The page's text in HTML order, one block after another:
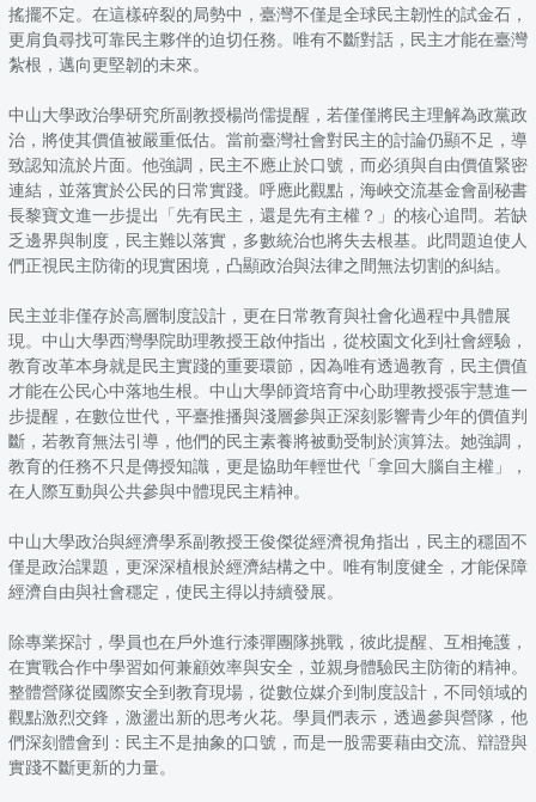
搖擺不定。在這樣碎裂的局勢中，臺灣不僅是全球民主韌性的試金石，
更肩負尋找可靠民主夥伴的迫切任務。唯有不斷對話，民主才能在臺灣
紮根，邁向更堅韌的未來。
中山大學政治學研究所副教授楊尚儒提醒，若僅僅將民主理解為政黨政
治，將使其價值被嚴重低估。當前臺灣社會對民主的討論仍顯不足，導
致認知流於片面。他強調，民主不應止於口號，而必須與自由價值緊密
連結，並落實於公民的日常實踐。呼應此觀點，海峽交流基金會副秘書
長黎寶文進一步提出「先有民主，還是先有主權？」的核心追問。若缺
乏邊界與制度，民主難以落實，多數統治也將失去根基。此問題迫使人
們正視民主防衛的現實困境，凸顯政治與法律之間無法切割的糾結。
民主並非僅存於高層制度設計，更在日常教育與社會化過程中具體展
現。中山大學西灣學院助理教授王啟仲指出，從校園文化到社會經驗，
教育改革本身就是民主實踐的重要環節，因為唯有透過教育，民主價值
才能在公民心中落地生根。中山大學師資培育中心助理教授張宇慧進一
步提醒，在數位世代，平臺推播與淺層參與正深刻影響青少年的價值判
斷，若教育無法引導，他們的民主素養將被動受制於演算法。她強調，
教育的任務不只是傳授知識，更是協助年輕世代「拿回大腦自主權」，
在人際互動與公共參與中體現民主精神。
中山大學政治與經濟學系副教授王俊傑從經濟視角指出，民主的穩固不
僅是政治課題，更深深植根於經濟結構之中。唯有制度健全，才能保障
經濟自由與社會穩定，使民主得以持續發展。
除專業探討，學員也在戶外進行漆彈團隊挑戰，彼此提醒、互相掩護，
在實戰合作中學習如何兼顧效率與安全，並親身體驗民主防衛的精神。
整體營隊從國際安全到教育現場，從數位媒介到制度設計，不同領域的
觀點激烈交鋒，激盪出新的思考火花。學員們表示，透過參與營隊，他
們深刻體會到：民主不是抽象的口號，而是一股需要藉由交流、辯證與
實踐不斷更新的力量。